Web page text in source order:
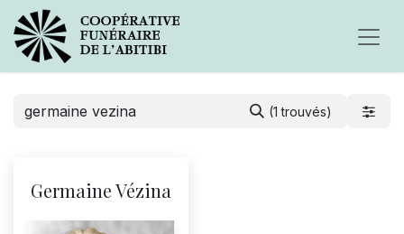
(1 trouvés)
Germaine Vézina